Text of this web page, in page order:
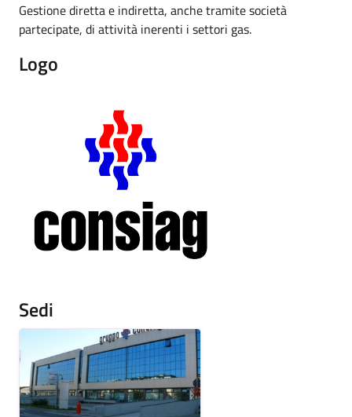
Gestione diretta e indiretta, anche tramite società
partecipate, di attività inerenti i settori gas.
Logo
Sedi